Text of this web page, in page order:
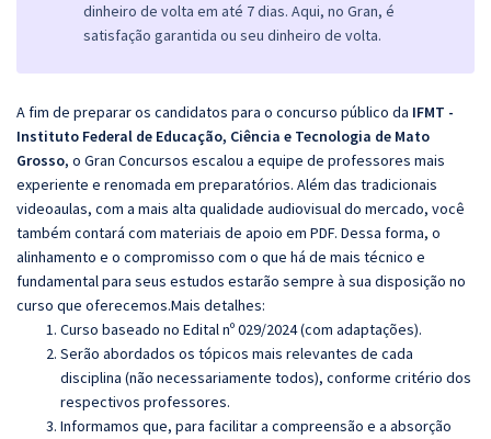
dinheiro de volta em até 7 dias. Aqui, no Gran, é
satisfação garantida ou seu dinheiro de volta.
A fim de preparar os candidatos para o concurso público da IFMT -
Instituto Federal de Educação, Ciência e Tecnologia de Mato
Grosso, o Gran Concursos escalou a equipe de professores mais
experiente e renomada em preparatórios. Além das tradicionais
videoaulas, com a mais alta qualidade audiovisual do mercado, você
também contará com materiais de apoio em PDF. Dessa forma, o
alinhamento e o compromisso com o que há de mais técnico e
fundamental para seus estudos estarão sempre à sua disposição no
curso que oferecemos.Mais detalhes:
Curso baseado no Edital nº 029/2024 (com adaptações).
Serão abordados os tópicos mais relevantes de cada
disciplina (não necessariamente todos), conforme critério dos
respectivos professores.
Informamos que, para facilitar a compreensão e a absorção